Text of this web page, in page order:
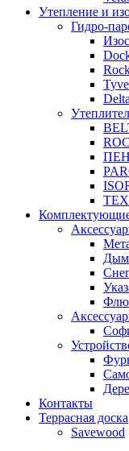
Утепление и
Гидро-
Delta
Контакты
Террасная доска
Savewood